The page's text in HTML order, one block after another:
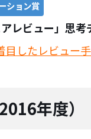
ション賞
レビュー」思考
目したレビュー
年度）